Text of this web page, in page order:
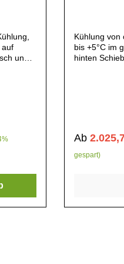
auf
und
0°C
Kühlung von
bis +5°C im
hinten
Ab
gespart)